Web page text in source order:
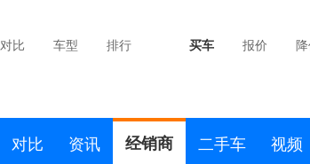
对比 车型 排行 买车 报价
对比 资讯 经销商 二手车 视频